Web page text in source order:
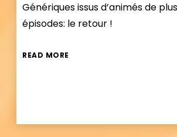
Génériques issus d’animés de
épisodes: le retour !
READ MORE